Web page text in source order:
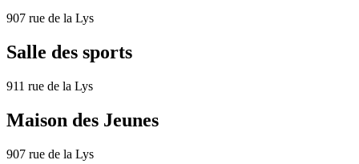
907 rue de la Lys
Salle des sports
911 rue de la Lys
Maison des Jeunes
907 rue de la Lys